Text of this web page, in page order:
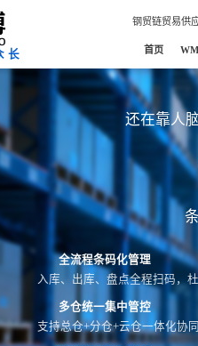
钢贸链贸易供
长 首页
还在靠人
全流程条码化管理
入库、出库、盘点全程扫码，
多仓统一集中管控
支持总仓+分仓+云仓一体化协